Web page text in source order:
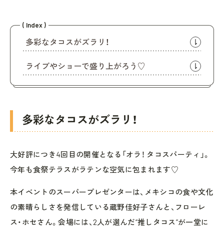
( Index )
多彩なタコスがズラリ！
ライブやショーで盛り上がろう♡
多彩なタコスがズラリ！
大好評につき4回目の開催となる「オラ！ タコスパーティ」。
今年も食祭テラスがラテンな空気に包まれます♡
本イベントのスーパープレゼンターは、メキシコの食や文化
の素晴らしさを発信している蔵野佳好子さんと、フローレ
ス・ホセさん。会場には、2人が選んだ“推しタコス”が一堂に